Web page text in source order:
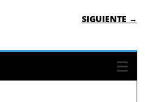
ENTRADAS
SIGUIENTE →